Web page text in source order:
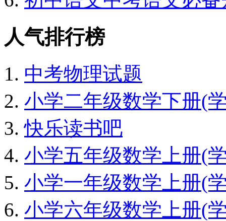
人气排行榜
中考物理试题
小学二年级数学下册(
快乐读书吧
小学五年级数学上册(
小学一年级数学上册(
小学六年级数学上册(